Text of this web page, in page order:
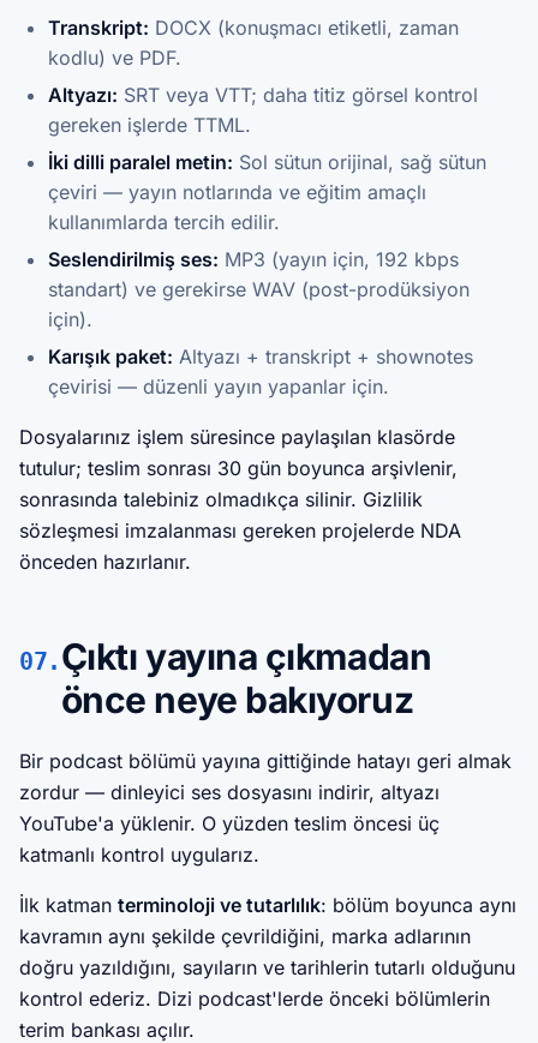
Transkript: DOCX (konuşmacı etiketli, zaman
kodlu) ve PDF.
Altyazı: SRT veya VTT; daha titiz görsel kontrol
gereken işlerde TTML.
İki dilli paralel metin: Sol sütun orijinal, sağ sütun
çeviri — yayın notlarında ve eğitim amaçlı
kullanımlarda tercih edilir.
Seslendirilmiş ses: MP3 (yayın için, 192 kbps
standart) ve gerekirse WAV (post-prodüksiyon
için).
Karışık paket: Altyazı + transkript + shownotes
çevirisi — düzenli yayın yapanlar için.
Dosyalarınız işlem süresince paylaşılan klasörde
tutulur; teslim sonrası 30 gün boyunca arşivlenir,
sonrasında talebiniz olmadıkça silinir. Gizlilik
sözleşmesi imzalanması gereken projelerde NDA
önceden hazırlanır.
07. Çıktı yayına çıkmadan
önce neye bakıyoruz
Bir podcast bölümü yayına gittiğinde hatayı geri almak
zordur — dinleyici ses dosyasını indirir, altyazı
YouTube'a yüklenir. O yüzden teslim öncesi üç
katmanlı kontrol uygularız.
İlk katman terminoloji ve tutarlılık: bölüm boyunca aynı
kavramın aynı şekilde çevrildiğini, marka adlarının
doğru yazıldığını, sayıların ve tarihlerin tutarlı olduğunu
kontrol ederiz. Dizi podcast'lerde önceki bölümlerin
terim bankası açılır.